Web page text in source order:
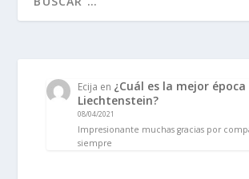
Ecija en ¿Cuál es la mejor
Liechtenstein?
08/04/2021
Impresionante muchas gracias por
siempre